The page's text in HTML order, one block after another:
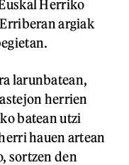
Herriko
argiak
larunbatean,
herrien
batean utzi
hauen artean
sortzen den